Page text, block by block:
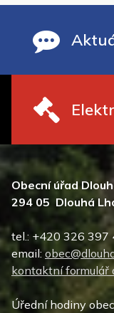
Obecní úřad
294 05 Dlouhá
tel.: +420 326 397
email:
kontaktní formulář
Úřední hodiny